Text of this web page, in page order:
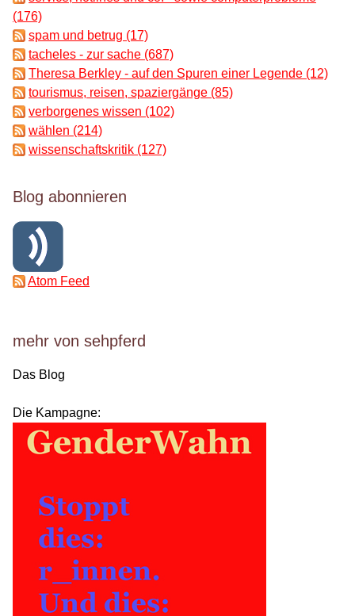
(176)
spam und betrug (17)
tacheles - zur sache (687)
Theresa Berkley - auf den Spuren einer Legende (12)
tourismus, reisen, spaziergänge (85)
verborgenes wissen (102)
wählen (214)
wissenschaftskritik (127)
Blog abonnieren
Atom Feed
mehr von sehpferd
Das Blog
Die Kampagne: